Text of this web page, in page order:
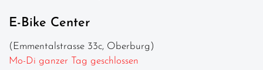
E-Bike Center
(Emmentalstrasse 33c, Oberburg)
Mo-Di ganzer Tag geschlossen